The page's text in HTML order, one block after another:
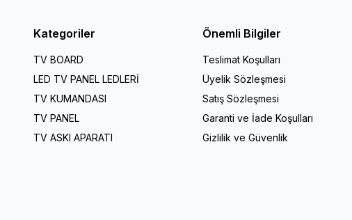
Kategoriler
TV BOARD
LED TV PANEL LEDLERİ
TV KUMANDASI
TV PANEL
TV ASKI APARATI
Önemli Bilgiler
Teslimat Koşulları
Üyelik Sözleşmesi
Satış Sözleşmesi
Garanti ve İade Koşulları
Gizlilik ve Güvenlik